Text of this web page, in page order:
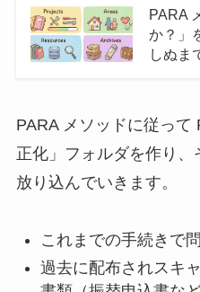
PARA
か？」
しぬま
PARA メソッドに従って
正化」フォルダを作り
放り込んでいきます。
これまでの手続きで
過去に配布されスキ